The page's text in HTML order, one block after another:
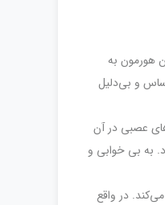
هورمون به
و بی‌دلیل
عصبی در آن
به بی خوابی و
در واقع